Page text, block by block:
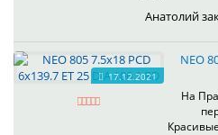
Анатолий
17.12.2021
NEO
На